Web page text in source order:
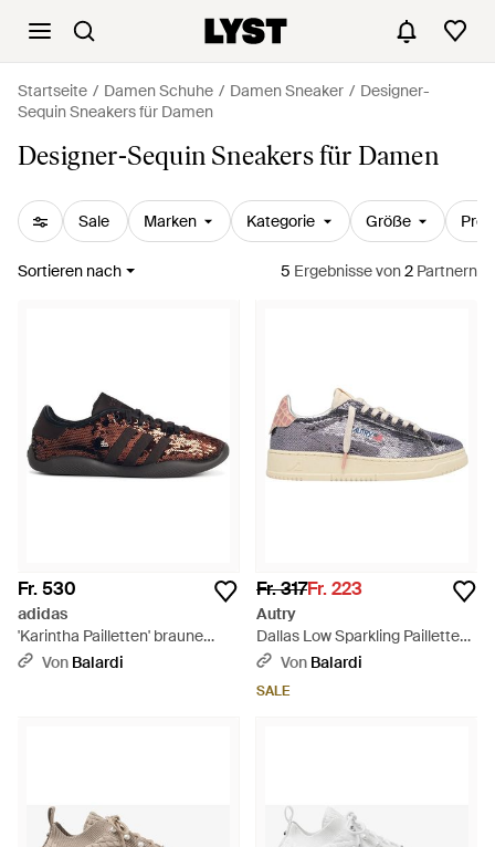
Startseite Damen Schuhe Damen Sneaker
Designer-
Sequin Sneakers für Damen
Designer-Sequin Sneakers für Damen
Sale Marken Kategorie Größe Preis
Sortieren nach 5 Ergebnissevon2 Partnern
Fr. 530
adidas
'Karintha Pailletten' braune
Stoffsneaker
Von Balardi
Fr. 317Fr. 223
Autry
Dallas Low Sparkling Pailletten
Steel Sneakers - Weiß
Von Balardi
SALE